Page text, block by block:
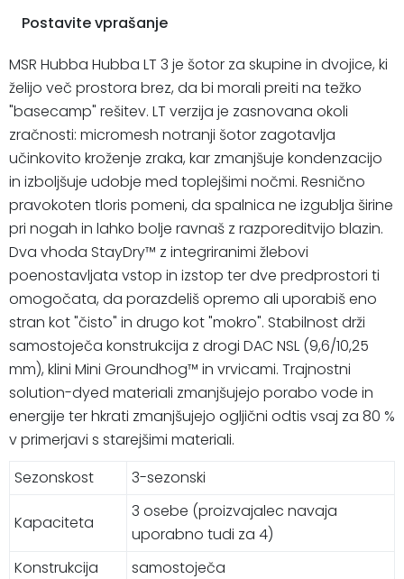
Postavite vprašanje
MSR Hubba Hubba LT 3 je šotor za skupine in dvojice, ki
želijo več prostora brez, da bi morali preiti na težko
"basecamp" rešitev. LT verzija je zasnovana okoli
zračnosti: micromesh notranji šotor zagotavlja
učinkovito kroženje zraka, kar zmanjšuje kondenzacijo
in izboljšuje udobje med toplejšimi nočmi. Resnično
pravokoten tloris pomeni, da spalnica ne izgublja širine
pri nogah in lahko bolje ravnaš z razporeditvijo blazin.
Dva vhoda StayDry™ z integriranimi žlebovi
poenostavljata vstop in izstop ter dve predprostori ti
omogočata, da porazdeliš opremo ali uporabiš eno
stran kot "čisto" in drugo kot "mokro". Stabilnost drži
samostoječa konstrukcija z drogi DAC NSL (9,6/10,25
mm), klini Mini Groundhog™ in vrvicami. Trajnostni
solution-dyed materiali zmanjšujejo porabo vode in
energije ter hkrati zmanjšujejo ogljični odtis vsaj za 80 %
v primerjavi s starejšimi materiali.
Sezonskost
3-sezonski
Kapaciteta
3 osebe (proizvajalec navaja
uporabno tudi za 4)
Konstrukcija
samostoječa